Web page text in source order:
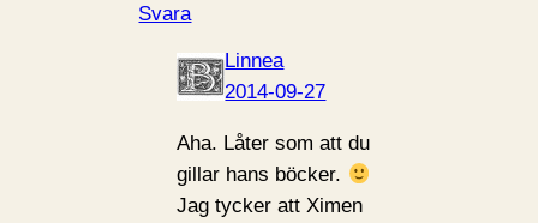
Svara
Linnea
2014-09-27
Aha. Låter som att du
gillar hans böcker.
Jag tycker att Ximen